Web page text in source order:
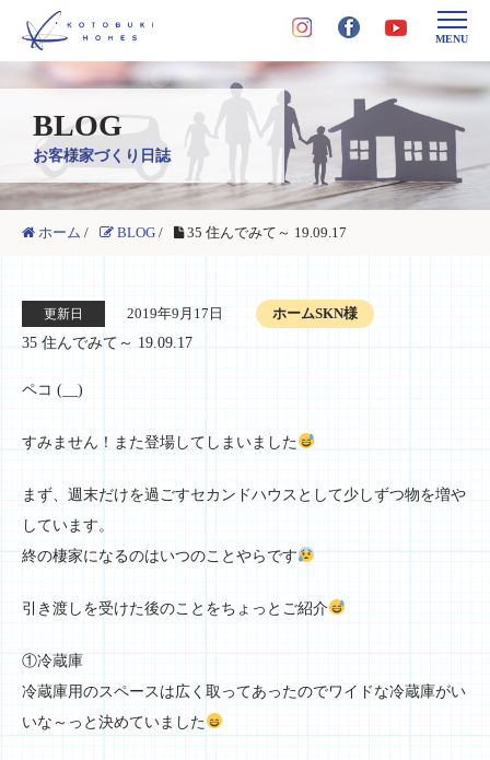
MENU
BLOG
お客様家づくり日誌
ホーム / BLOG / 35 住んでみて～ 19.09.17
更新日 2019年9月17日
ホームSKN様
35 住んでみて～ 19.09.17
ペコ (__)
すみません！また登場してしまいました
まず、週末だけを過ごすセカンドハウスとして少しずつ物を増や
しています。
終の棲家になるのはいつのことやらです
引き渡しを受けた後のことをちょっとご紹介
①冷蔵庫
冷蔵庫用のスペースは広く取ってあったのでワイドな冷蔵庫がい
いな～っと決めていました